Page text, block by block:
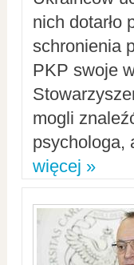
nich dotarło
schronienia
PKP swoje
mogli
psychologa,
więcej »